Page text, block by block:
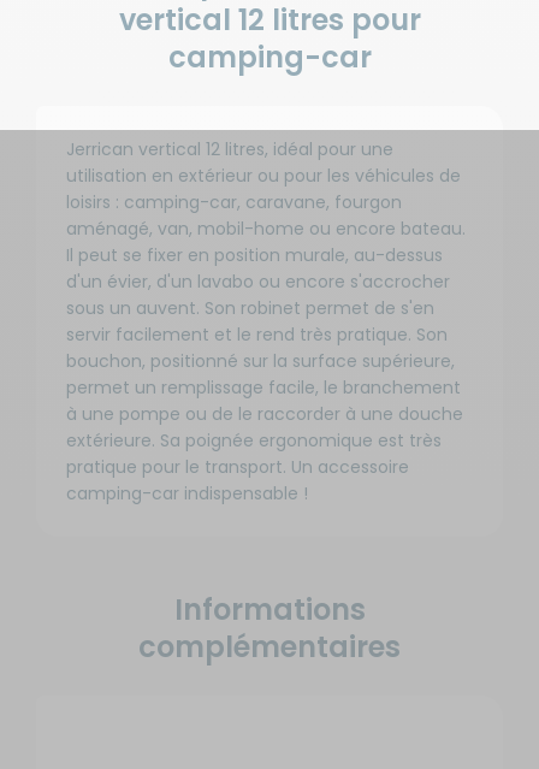
vertical 12 litres pour
camping-car
Jerrican vertical 12 litres, idéal pour une
utilisation en extérieur ou pour les véhicules de
loisirs : camping-car, caravane, fourgon
aménagé, van, mobil-home ou encore bateau.
Il peut se fixer en position murale, au-dessus
d'un évier, d'un lavabo ou encore s'accrocher
sous un auvent. Son robinet permet de s'en
servir facilement et le rend très pratique. Son
bouchon, positionné sur la surface supérieure,
permet un remplissage facile, le branchement
à une pompe ou de le raccorder à une douche
extérieure. Sa poignée ergonomique est très
pratique pour le transport. Un accessoire
camping-car indispensable !
Informations
complémentaires